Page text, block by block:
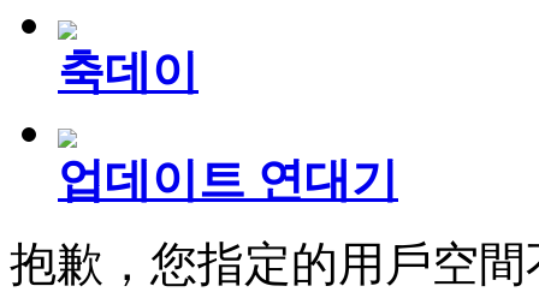
축데이
업데이트 연대기
抱歉，您指定的用戶空間